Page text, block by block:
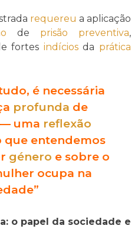
requereu a aplicação
de prisão preventiva,
fortes indíciosda prática
é necessária
profunda de
uma reflexão
que entendemos
género e sobre o
ocupa na
o papel da sociedade e